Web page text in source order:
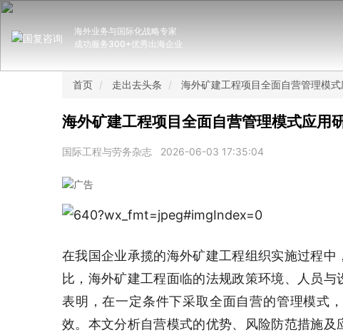
海外业务与国际化战略专家
成功服务300+优秀出海企业
首页 走出去头条 海外矿建工程项目全面自营管理模
海外矿建工程项目全面自营管理模式应用
国际工程与劳务杂志 2026-06-03 17:35:04
在我国企业承揽的海外矿建工程组织实施过程
比，海外矿建工程面临的法规政策环境、人员
表明，在一定条件下采取全面自营的管理模式
效。本文分析自营模式的优势、风险防范措施